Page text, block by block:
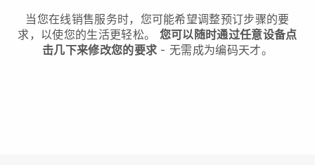
当您在线销售服务时，您可能希望调整预订步骤的要
求，以使您的生活更轻松。 您可以随时通过任意设备点
击几下来修改您的要求 - 无需成为编码天才。